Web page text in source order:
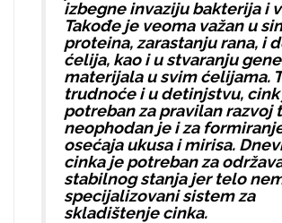
izbegne invaziju bakterija i
Takođe je veoma važan u
proteina, zarastanju rana, i
ćelija, kao i u stvaranju
materijala u svim ćelijama.
trudnoće i u detinjstvu, cink
potreban za pravilan razvoj
neophodan je i za
osećaja ukusa i mirisa.
cinka je potreban za
stabilnog stanja jer telo
specijalizovani sistem za
skladištenje cinka.